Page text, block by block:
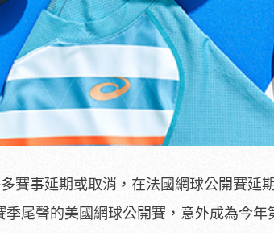
賽事延期或取消，在法國網球公開賽延
尾聲的美國網球公開賽，意外成為今年